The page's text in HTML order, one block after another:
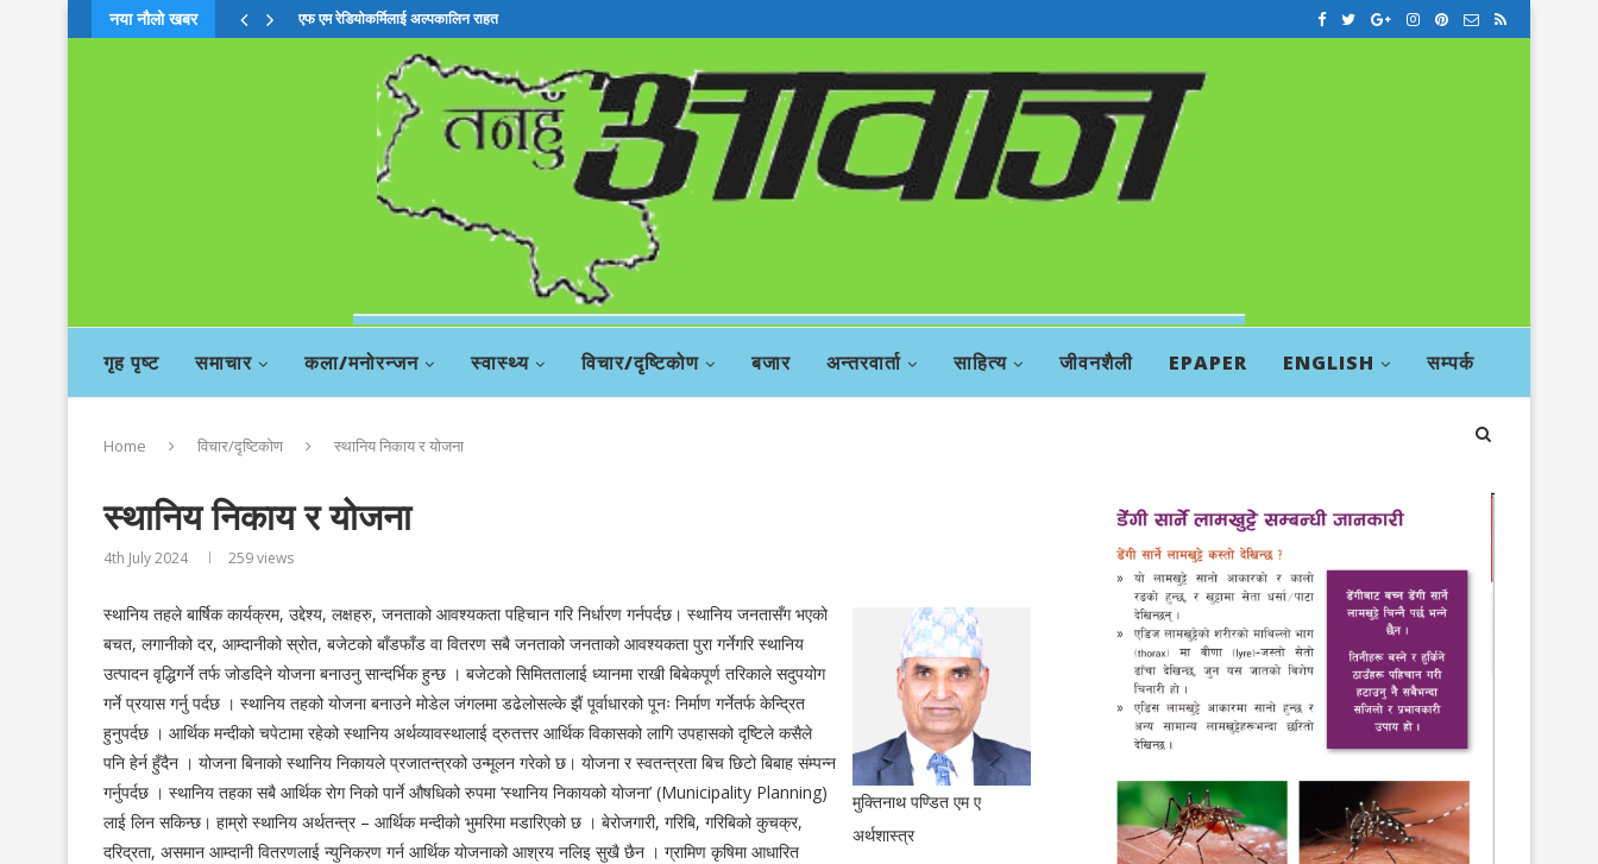
नया नौलो खबर एफ एम रेडियोकर्मिलाई अल्पकालिन राहत
गृह पृष्ट समाचार कला/मनोरन्जन स्वास्थ्य विचार/दृष्टिकोण बजार अन्तरवार्ता साहित्य जीवनशैली EPAPER ENGLISH सम्पर्क
Home विचार/दृष्टिकोण स्थानिय निकाय र योजना
स्थानिय निकाय र योजना
4th July 2024 259views
मुक्तिनाथ पण्डित एम ए
अर्थशास्त्र
स्थानिय तहले बार्षिक कार्यक्रम, उद्देश्य, लक्षहरु, जनताको आवश्यकता पहिचान गरि निर्धारण गर्नपर्दछ। स्थानिय जनतासँग भएको
बचत, लगानीको दर, आम्दानीको स्रोत, बजेटको बाँडफाँड वा वितरण सबै जनताको जनताको आवश्यकता पुरा गर्नेगरि स्थानिय
उत्पादन वृद्धिगर्ने तर्फ जोडदिने योजना बनाउनु सान्दर्भिक हुन्छ । बजेटको सिमिततालाई ध्यानमा राखी बिबेकपूर्ण तरिकाले सदुपयोग
गर्ने प्रयास गर्नु पर्दछ । स्थानिय तहको योजना बनाउने मोडेल जंगलमा डढेलोसल्के झैं पूर्वाधारको पूनः निर्माण गर्नेतर्फ केन्द्रित
हुनुपर्दछ । आर्थिक मन्दीको चपेटामा रहेको स्थानिय अर्थव्यावस्थालाई द्रुतत्तर आर्थिक विकासको लागि उपहासको दृष्टिले कसैले
पनि हेर्न हुँदैन । योजना बिनाको स्थानिय निकायले प्रजातन्त्रको उन्मूलन गरेको छ। योजना र स्वतन्त्रता बिच छिटो बिबाह संम्पन्न
गर्नुपर्दछ । स्थानिय तहका सबै आर्थिक रोग निको पार्ने औषधिको रुपमा ‘स्थानिय निकायको योजना’ (Municipality Planning)
लाई लिन सकिन्छ। हाम्रो स्थानिय अर्थतन्त्र – आर्थिक मन्दीको भुमरिमा मडारिएको छ । बेरोजगारी, गरिबि, गरिबिको कुचक्र,
दरिद्रता, असमान आम्दानी वितरणलाई न्युनिकरण गर्न आर्थिक योजनाको आश्रय नलिइ सुखै छैन । ग्रामिण कृषिमा आधारित